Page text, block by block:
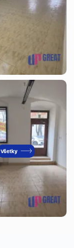
Všetky